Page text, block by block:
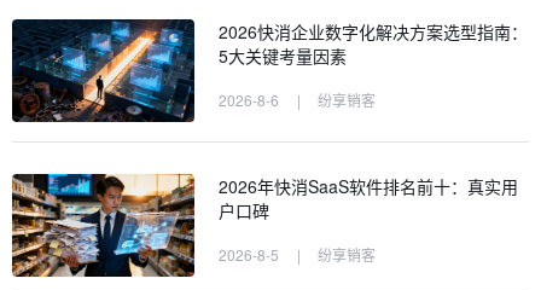
2026快消企业数字化解决方案选型指南：
5大关键考量因素
2026-8-6 | 纷享销客
2026年快消SaaS软件排名前十：真实用
户口碑
2026-8-5 | 纷享销客